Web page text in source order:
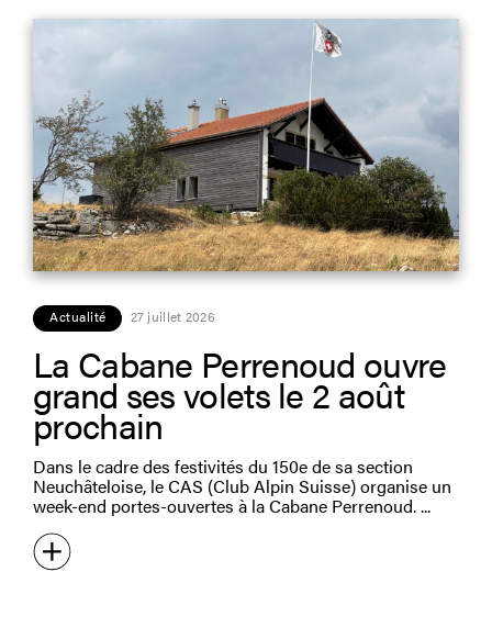
Actualité 27 juillet 2026
La Cabane Perrenoud ouvre
grand ses volets le 2 août
prochain
Dans le cadre des festivités du 150e de sa section
Neuchâteloise, le CAS (Club Alpin Suisse) organise un
week-end portes-ouvertes à la Cabane Perrenoud.